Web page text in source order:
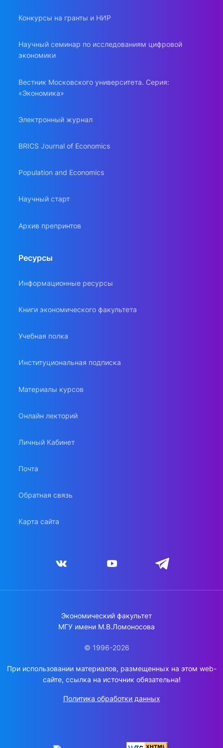
Конкурсы на гранты и НИР
Научный семинар по исследованиям цифровой
экономики
Вестник Московского университета. Серия:
«Экономика»
Электронный журнал
BRICS Journal of Economics
Population and Economics
Научный старт
Архив препринтов
Ресурсы
Информационные ресурсы
Книги экономического факультета
Учебная полка
Институциональная подписка
Материалы курсов
Онлайн лекторий
Личный Кабинет
Почта
Обратная связь
Карта сайта
Экономический факультет
МГУ имени М.В.Ломоносова
© 1996-2026
При использовании материалов, размещенных на этом web-
сайте, ссылка на источник обязательна!
Политика обработки данных